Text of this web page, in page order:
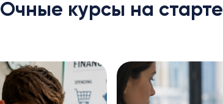
Очные курсы на старте